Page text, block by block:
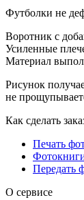
Футболки не
Воротник с
Усиленные
Материал
Рисунок
не
Как сделать
Печать
Передать
О сервисе